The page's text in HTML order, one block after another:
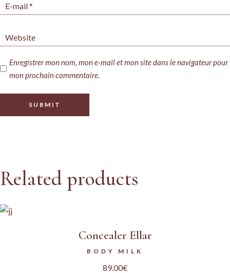
Enregistrer mon nom, mon e-mail et mon site dans le navigateur pour
mon prochain commentaire.
SUBMIT
Related products
Concealer Ellar
BODY MILK
89.00€